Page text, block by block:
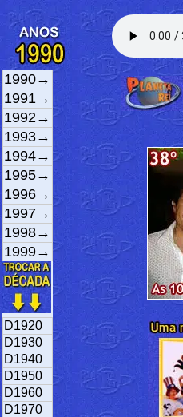
1990→
1991→
1992→
1993→
1994→
1995→
1996→
1997→
1998→
1999→
D1920
D1930
D1940
D1950
D1960
D1970